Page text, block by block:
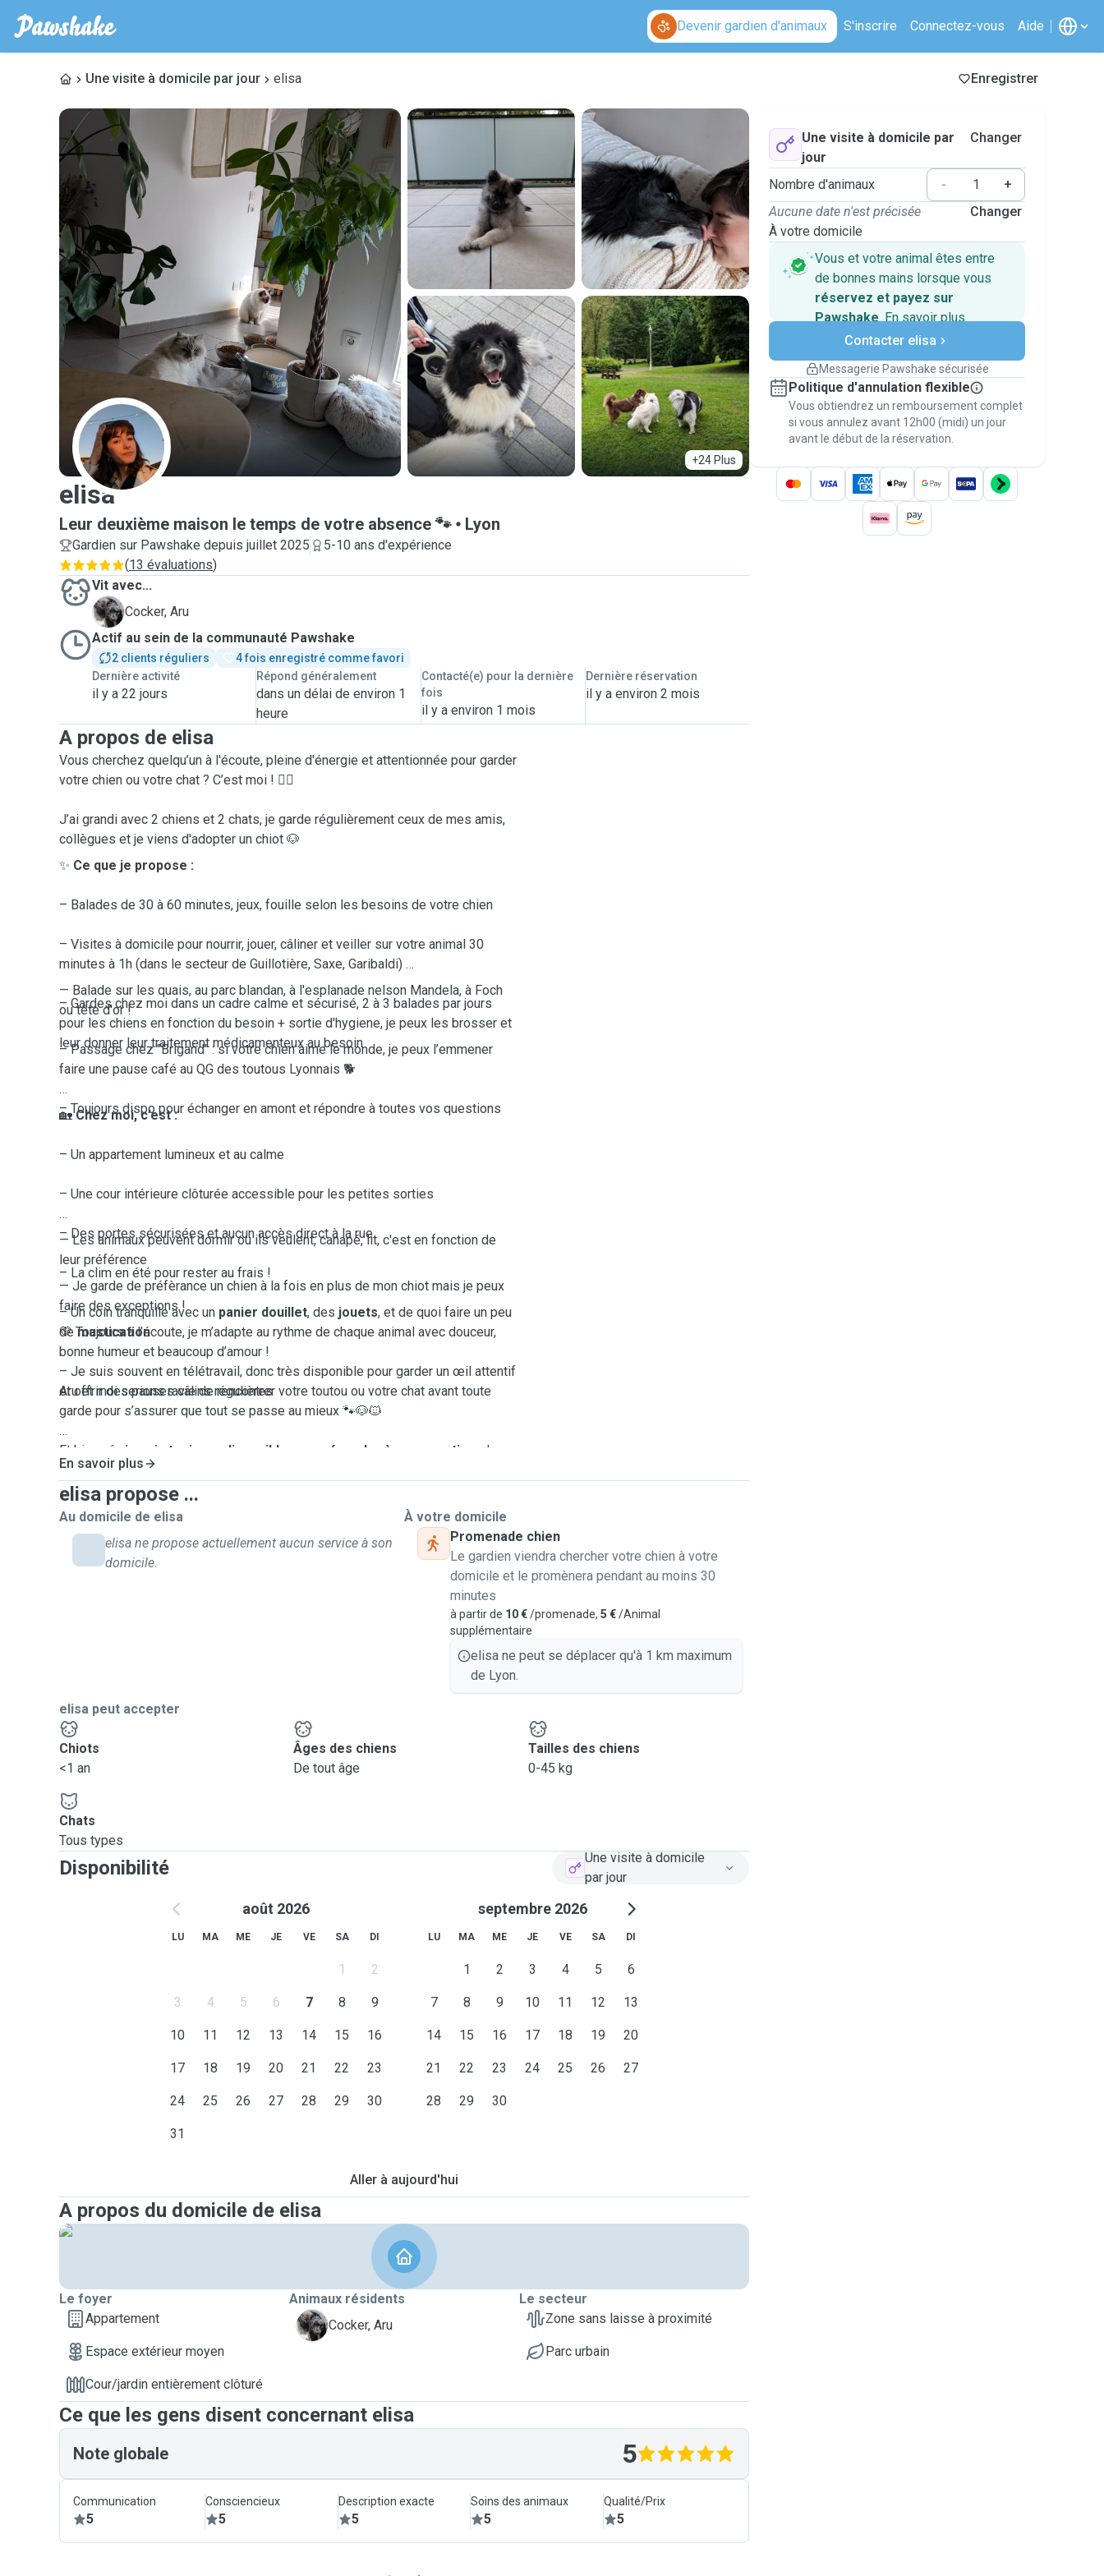
Devenir gardien d'animaux S'inscrire Connectez-vous Aide
Une visite à domicile par jour elisa Enregistrer
+24 Plus
E
elisa
Leur deuxième maison le temps de votre absence 🐾 Lyon
Gardien sur Pawshake depuis juillet 2025
5-10 ans d'expérience
(13 évaluations)
Vit avec...
A
Cocker, Aru
Actif au sein de la communauté Pawshake
2 clients réguliers
4 fois enregistré comme favori
Dernière activité
il y a 22 jours
Répond généralement
dans un délai de environ 1
heure
Contacté(e) pour la dernière
fois
il y a environ 1 mois
Dernière réservation
il y a environ 2 mois
A propos de elisa
Vous cherchez quelqu’un à l'écoute, pleine d'énergie et attentionnée pour garder
votre chien ou votre chat ? C’est moi ! 🙋‍♀️
J’ai grandi avec 2 chiens et 2 chats, je garde régulièrement ceux de mes amis,
collègues et je viens d'adopter un chiot 🐶
✨ Ce que je propose :
– Balades de 30 à 60 minutes, jeux, fouille selon les besoins de votre chien
– Visites à domicile pour nourrir, jouer, câliner et veiller sur votre animal 30
minutes à 1h (dans le secteur de Guillotière, Saxe, Garibaldi)
– Gardes chez moi dans un cadre calme et sécurisé, 2 à 3 balades par jours
pour les chiens en fonction du besoin + sortie d'hygiene, je peux les brosser et
leur donner leur traitement médicamenteux au besoin
— Balade sur les quais, au parc blandan, à l'esplanade nelson Mandela, à Foch
ou tête d'or !
– Passage chez "Brigand" : si votre chien aime le monde, je peux l’emmener
faire une pause café au QG des toutous Lyonnais 🐕
– Toujours dispo pour échanger en amont et répondre à toutes vos questions
🏡Chez moi, c’est :
– Un appartement lumineux et au calme
– Une cour intérieure clôturée accessible pour les petites sorties
– Des portes sécurisées et aucun accès direct à la rue
– La clim en été pour rester au frais !
– Un coin tranquille avec un panier douillet, des jouets, et de quoi faire un peu
demastication
– Je suis souvent en télétravail, donc très disponible pour garder un œil attentif
et offrir des pauses câlins régulières
— Les animaux peuvent dormir ou ils veulent, canapé, lit, c'est en fonction de
leur préférence
— Je garde de préfèrance un chien à la fois en plus de mon chiot mais je peux
faire des exceptions !
💛 Toujours à l’écoute, je m’adapte au rythme de chaque animal avec douceur,
bonne humeur et beaucoup d’amour !
Aru et moi serions ravie de rencontrer votre toutou ou votre chat avant toute
garde pour s’assurer que tout se passe au mieux 🐾🐶🐱
Et bien sûr, je suis toujours disponible pour répondre à vos questions
!
En savoir plus
elisa propose ...
Au domicile de elisa
elisa ne propose actuellement aucun service à son
domicile.
À votre domicile
Promenade chien
Le gardien viendra chercher votre chien à votre
domicile et le promènera pendant au moins 30
minutes
à partir de 10 €/promenade, 5 €/Animal
supplémentaire
elisa ne peut se déplacer qu'à 1 km maximum
de Lyon.
elisa peut accepter
Chiots
<1 an
Âges des chiens
De tout âge
Tailles des chiens
0-45 kg
Chats
Tous types
Disponibilité
Une visite à domicile
par jour
août 2026
LU MA ME JE VE SA DI
1 2
3 4 5 6 7 8 9
10 11 12 13 14 15 16
17 18 19 20 21 22 23
24 25 26 27 28 29 30
31
septembre 2026
LU MA ME JE VE SA DI
1 2 3 4 5 6
7 8 9 10 11 12 13
14 15 16 17 18 19 20
21 22 23 24 25 26 27
28 29 30
Aller à aujourd'hui
A propos du domicile de elisa
Le foyer
Appartement
Espace extérieur moyen
Cour/jardin entièrement clôturé
Animaux résidents
A
Cocker, Aru
Le secteur
Zone sans laisse à proximité
Parc urbain
Ce que les gens disent concernant elisa
Note globale 5
Communication
5
Consciencieux
5
Description exacte
5
Soins des animaux
5
Qualité/Prix
5
Une visite à domicile par
jour
Changer
Nombre d'animaux -
+
Aucune date n'est précisée
À votre domicile
Changer
Vous et votre animal êtes entre
de bonnes mains lorsque vous
réservez et payez sur
Pawshake. En savoir plus
Paiements sécurisés
Assistance en cas de
Réservations couvertes par
nos garanties
Gardez tout sur Pawshake (du premier
message au paiement) pour bénéficier de la
Garantie Pawshake.
Contacter elisa
Messagerie Pawshake sécurisée
Politique d'annulation flexible
Vous obtiendrez un remboursement complet
si vous annulez avant 12h00 (midi) un jour
avant le début de la réservation.